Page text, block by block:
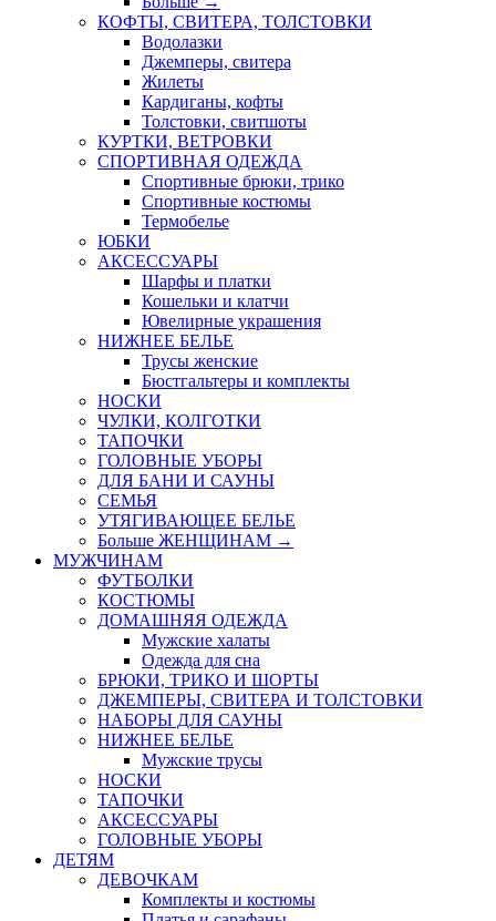
КОФТЫ, СВИТЕРА, ТОЛСТОВКИ
Водолазки
Джемперы, свитера
Жилеты
Кардиганы, кофты
Толстовки, свитшоты
КУРТКИ, ВЕТРОВКИ
СПОРТИВНАЯ ОДЕЖДА
Спортивные брюки, трико
Спортивные костюмы
Термобелье
ЮБКИ
AКСЕССУАРЫ
Шарфы и платки
Кошельки и клатчи
Ювелирные украшения
НИЖНЕЕ БЕЛЬЕ
Трусы женские
Бюстгальтеры и комплекты
НОСКИ
ЧУЛКИ, КОЛГОТКИ
ТАПОЧКИ
ГОЛОВНЫЕ УБОРЫ
ДЛЯ БАНИ И САУНЫ
СЕМЬЯ
УТЯГИВАЮЩЕЕ БЕЛЬЕ
Больше ЖЕНЩИНАМ →
МУЖЧИНАМ
ФУТБОЛКИ
КОСТЮМЫ
ДОМАШНЯЯ ОДЕЖДА
Мужские халаты
Одежда для сна
БРЮКИ, ТРИКО И ШОРТЫ
ДЖЕМПЕРЫ, СВИТЕРА И ТОЛСТОВКИ
НАБОРЫ ДЛЯ САУНЫ
НИЖНЕЕ БЕЛЬЕ
Мужские трусы
НОСКИ
ТАПОЧКИ
АКСЕССУАРЫ
ГОЛОВНЫЕ УБОРЫ
ДЕТЯМ
ДЕВОЧКАМ
Комплекты и костюмы